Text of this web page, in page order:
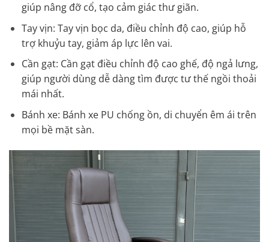
giúp nâng đỡ cổ, tạo cảm giác thư giãn.
Tay vịn: Tay vịn bọc da, điều chỉnh độ cao, giúp hỗ
trợ khuỷu tay, giảm áp lực lên vai.
Cần gạt: Cần gạt điều chỉnh độ cao ghế, độ ngả lưng,
giúp người dùng dễ dàng tìm được tư thế ngồi thoải
mái nhất.
Bánh xe: Bánh xe PU chống ồn, di chuyển êm ái trên
mọi bề mặt sàn.